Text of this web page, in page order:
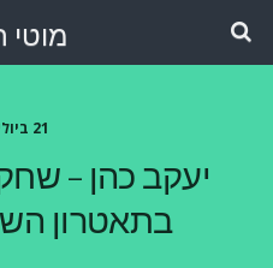
מוטי
21 ביולי 2016
יעקב כהן –
בתאטרון